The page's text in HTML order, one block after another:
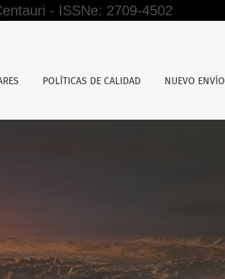
- ISSNe: 2709-4502
POLÍTICAS DE CALIDAD NUEVO ENVÍO